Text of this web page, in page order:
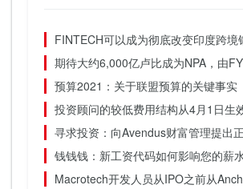
FINTECH可以成为彻底改变印度跨境
期待大约6,000亿卢比成为NPA，由
预算2021：关于联盟预算的关键事实
投资顾问的较低费用结构从4月1日生
寻求投资：向Avendus财富管理提出
钱钱钱：新工资代码如何影响您的薪
Macrotech开发人员从IPO之前从